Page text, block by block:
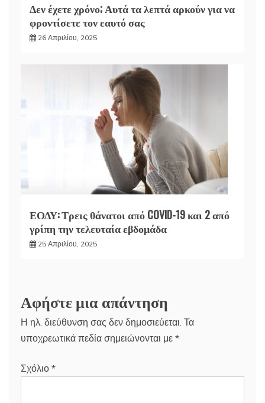
Δεν έχετε χρόνο; Αυτά τα λεπτά αρκούν για να
φροντίσετε τον εαυτό σας
26 Απριλίου, 2025
ΕΟΔΥ: Τρεις θάνατοι από COVID-19 και 2 από
γρίπη την τελευταία εβδομάδα
25 Απριλίου, 2025
Αφήστε μια απάντηση
Η ηλ. διεύθυνση σας δεν δημοσιεύεται. Τα
υποχρεωτικά πεδία σημειώνονται με *
Σχόλιο *